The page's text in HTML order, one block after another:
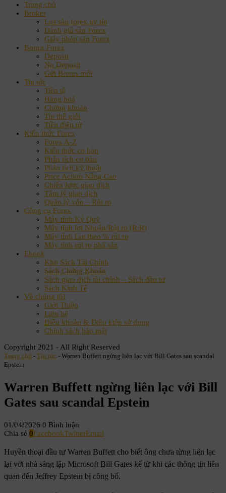
Trang chủ
Broker
List sàn forex uy tín
Đánh giá sàn Forex
Giấy phép sàn Forex
Bonus Forex
Deposit
No Deposit
Gửi Bonus mới
Tin tức
Tiền tệ
Hàng hoá
Chứng khoán
Tin thế giới
Tiền điện tử
Kiến thức Forex
Forex A-Z
Kiến thức cơ bản
Phân tích cơ bản
Phân tích kỹ thuật
Price Action Nâng Cao
Chiến lược giao dịch
Tâm lý giao dịch
Quản lý vốn – Rủi ro
Công cụ Forex
Máy tính Ký Quỹ
Máy tính lợi Nhuận/Rủi ro (R:R)
Máy tính Lot theo % rủi ro
Máy tính rủi ro phá sản
Ebook
Kho Sách Tài Chính
Sách Chứng Khoán
Sách giao dịch tài chính – Sách đầu tư
Sách Kinh Tế
Về chúng tôi
Giới Thiệu
Liên hệ
Điều khoản & Điều kiện sử dụng
Chính sách bảo mật
Copyright 2021 - All Right Reserved
Trang chủ - Tin tức - Warren Buffett ngừng liên lạc với Bill Gates sau scandal
Epstein
Warren Buffett ngừng liên lạc với Bill
Gates sau scandal Epstein
01/04/2026 0 Bình luận
Chia sẻ 0FacebookTwitterEmail
Huyền thoại đầu tư Warren Buffett cho biết ông chưa từng liên lạc
lại với nhà sáng lập Microsoft Bill Gates kể từ khi các thông tin liên
quan đến Jeffrey Epstein bị công bố.